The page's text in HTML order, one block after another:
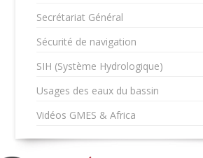
Secrétariat Général
Sécurité de navigation
SIH (Système Hydrologique)
Usages des eaux du bassin
Vidéos GMES & Africa